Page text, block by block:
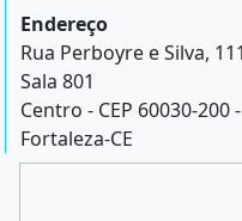
Endereço
Rua Perboyre e Silva,
Sala 801
Centro - CEP 60030-200 -
Fortaleza-CE